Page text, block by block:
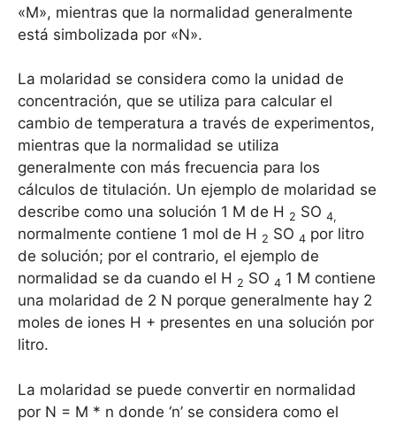
«M», mientras que la normalidad generalmente
está simbolizada por «N».
La molaridad se considera como la unidad de
concentración, que se utiliza para calcular el
cambio de temperatura a través de experimentos,
mientras que la normalidad se utiliza
generalmente con más frecuencia para los
cálculos de titulación. Un ejemplo de molaridad se
describe como una solución 1 M de H 2 SO 4,
normalmente contiene 1 mol de H 2 SO 4 por litro
de solución; por el contrario, el ejemplo de
normalidad se da cuando el H 2 SO 4 1 M contiene
una molaridad de 2 N porque generalmente hay 2
moles de iones H + presentes en una solución por
litro.
La molaridad se puede convertir en normalidad
por N = M * n donde ‘n’ se considera como el